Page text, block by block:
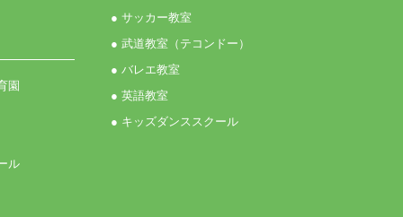
園
ル
● サッカー教室
● 武道教室（テコンドー）
● バレエ教室
● 英語教室
● キッズダンススクール